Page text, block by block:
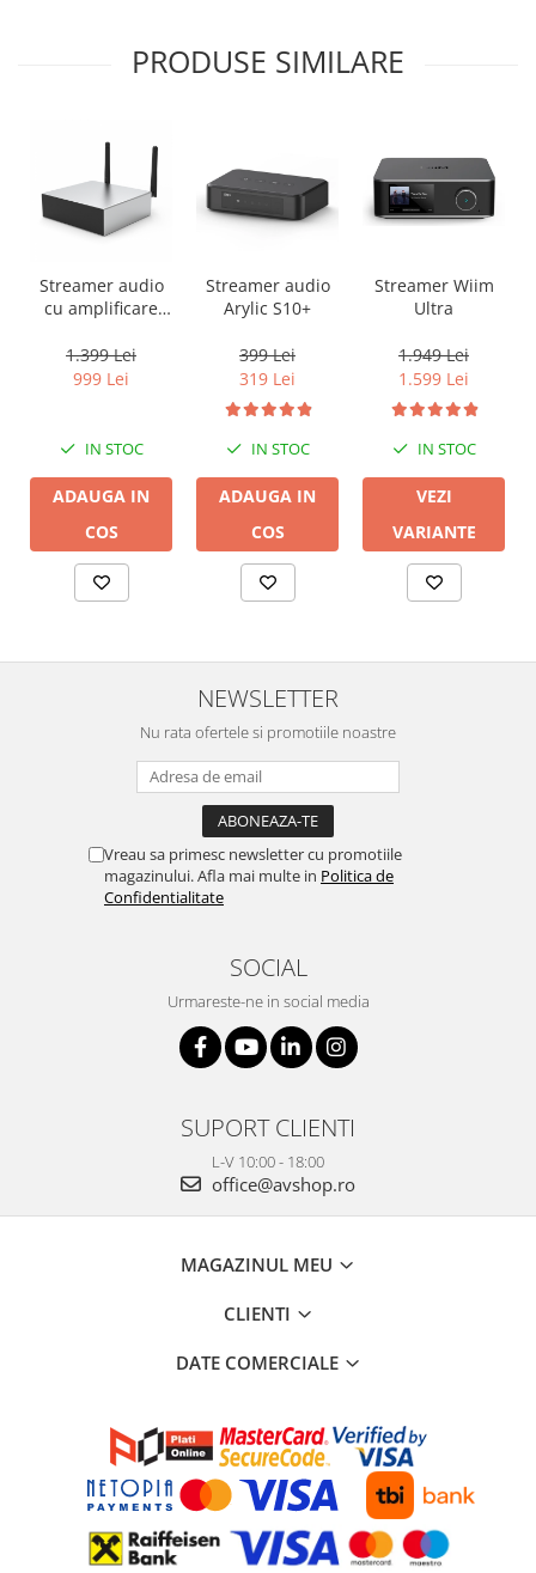
PRODUSE SIMILARE
Streamer audio
cu amplificare
A50+, LAN /Wi-Fi
/Bluetooth,
1.399 Lei
999 Lei
IN STOC
ADAUGA IN
COS
Streamer audio
Arylic S10+
399 Lei
319 Lei
IN STOC
ADAUGA IN
COS
Streamer Wiim
Ultra
1.949 Lei
1.599 Lei
IN STOC
VEZI
VARIANTE
NEWSLETTER
Nu rata ofertele si promotiile noastre
Vreau sa primesc newsletter cu promotiile
magazinului. Afla mai multe in Politica de
Confidentialitate
SOCIAL
Urmareste-ne in social media
SUPORT CLIENTI
L-V 10:00 - 18:00
office@avshop.ro
MAGAZINUL MEU
CLIENTI
DATE COMERCIALE